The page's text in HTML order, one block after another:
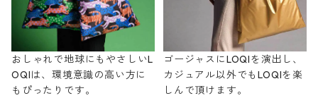
おしゃれで地球にもやさしいL
OQIは、環境意識の高い方に
もぴったりです。
ゴージャスにLOQIを演出し、
カジュアル以外でもLOQIを楽
しんで頂けます。